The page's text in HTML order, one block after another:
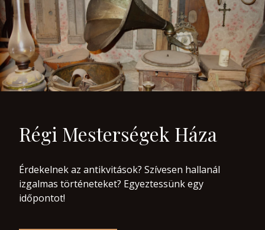
Régi Mesterségek Háza
Érdekelnek az antikvitások? Szívesen hallanál
izgalmas történeteket? Egyeztessünk egy
időpontot!